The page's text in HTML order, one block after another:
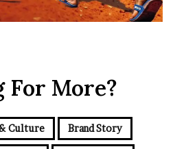
For More?
Culture Brand Story